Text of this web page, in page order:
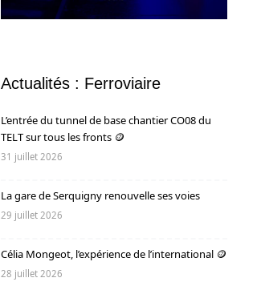
Actualités : Ferroviaire
L’entrée du tunnel de base chantier CO08 du
TELT sur tous les fronts 🪙
31 juillet 2026
La gare de Serquigny renouvelle ses voies
29 juillet 2026
Célia Mongeot, l’expérience de l’international 🪙
28 juillet 2026